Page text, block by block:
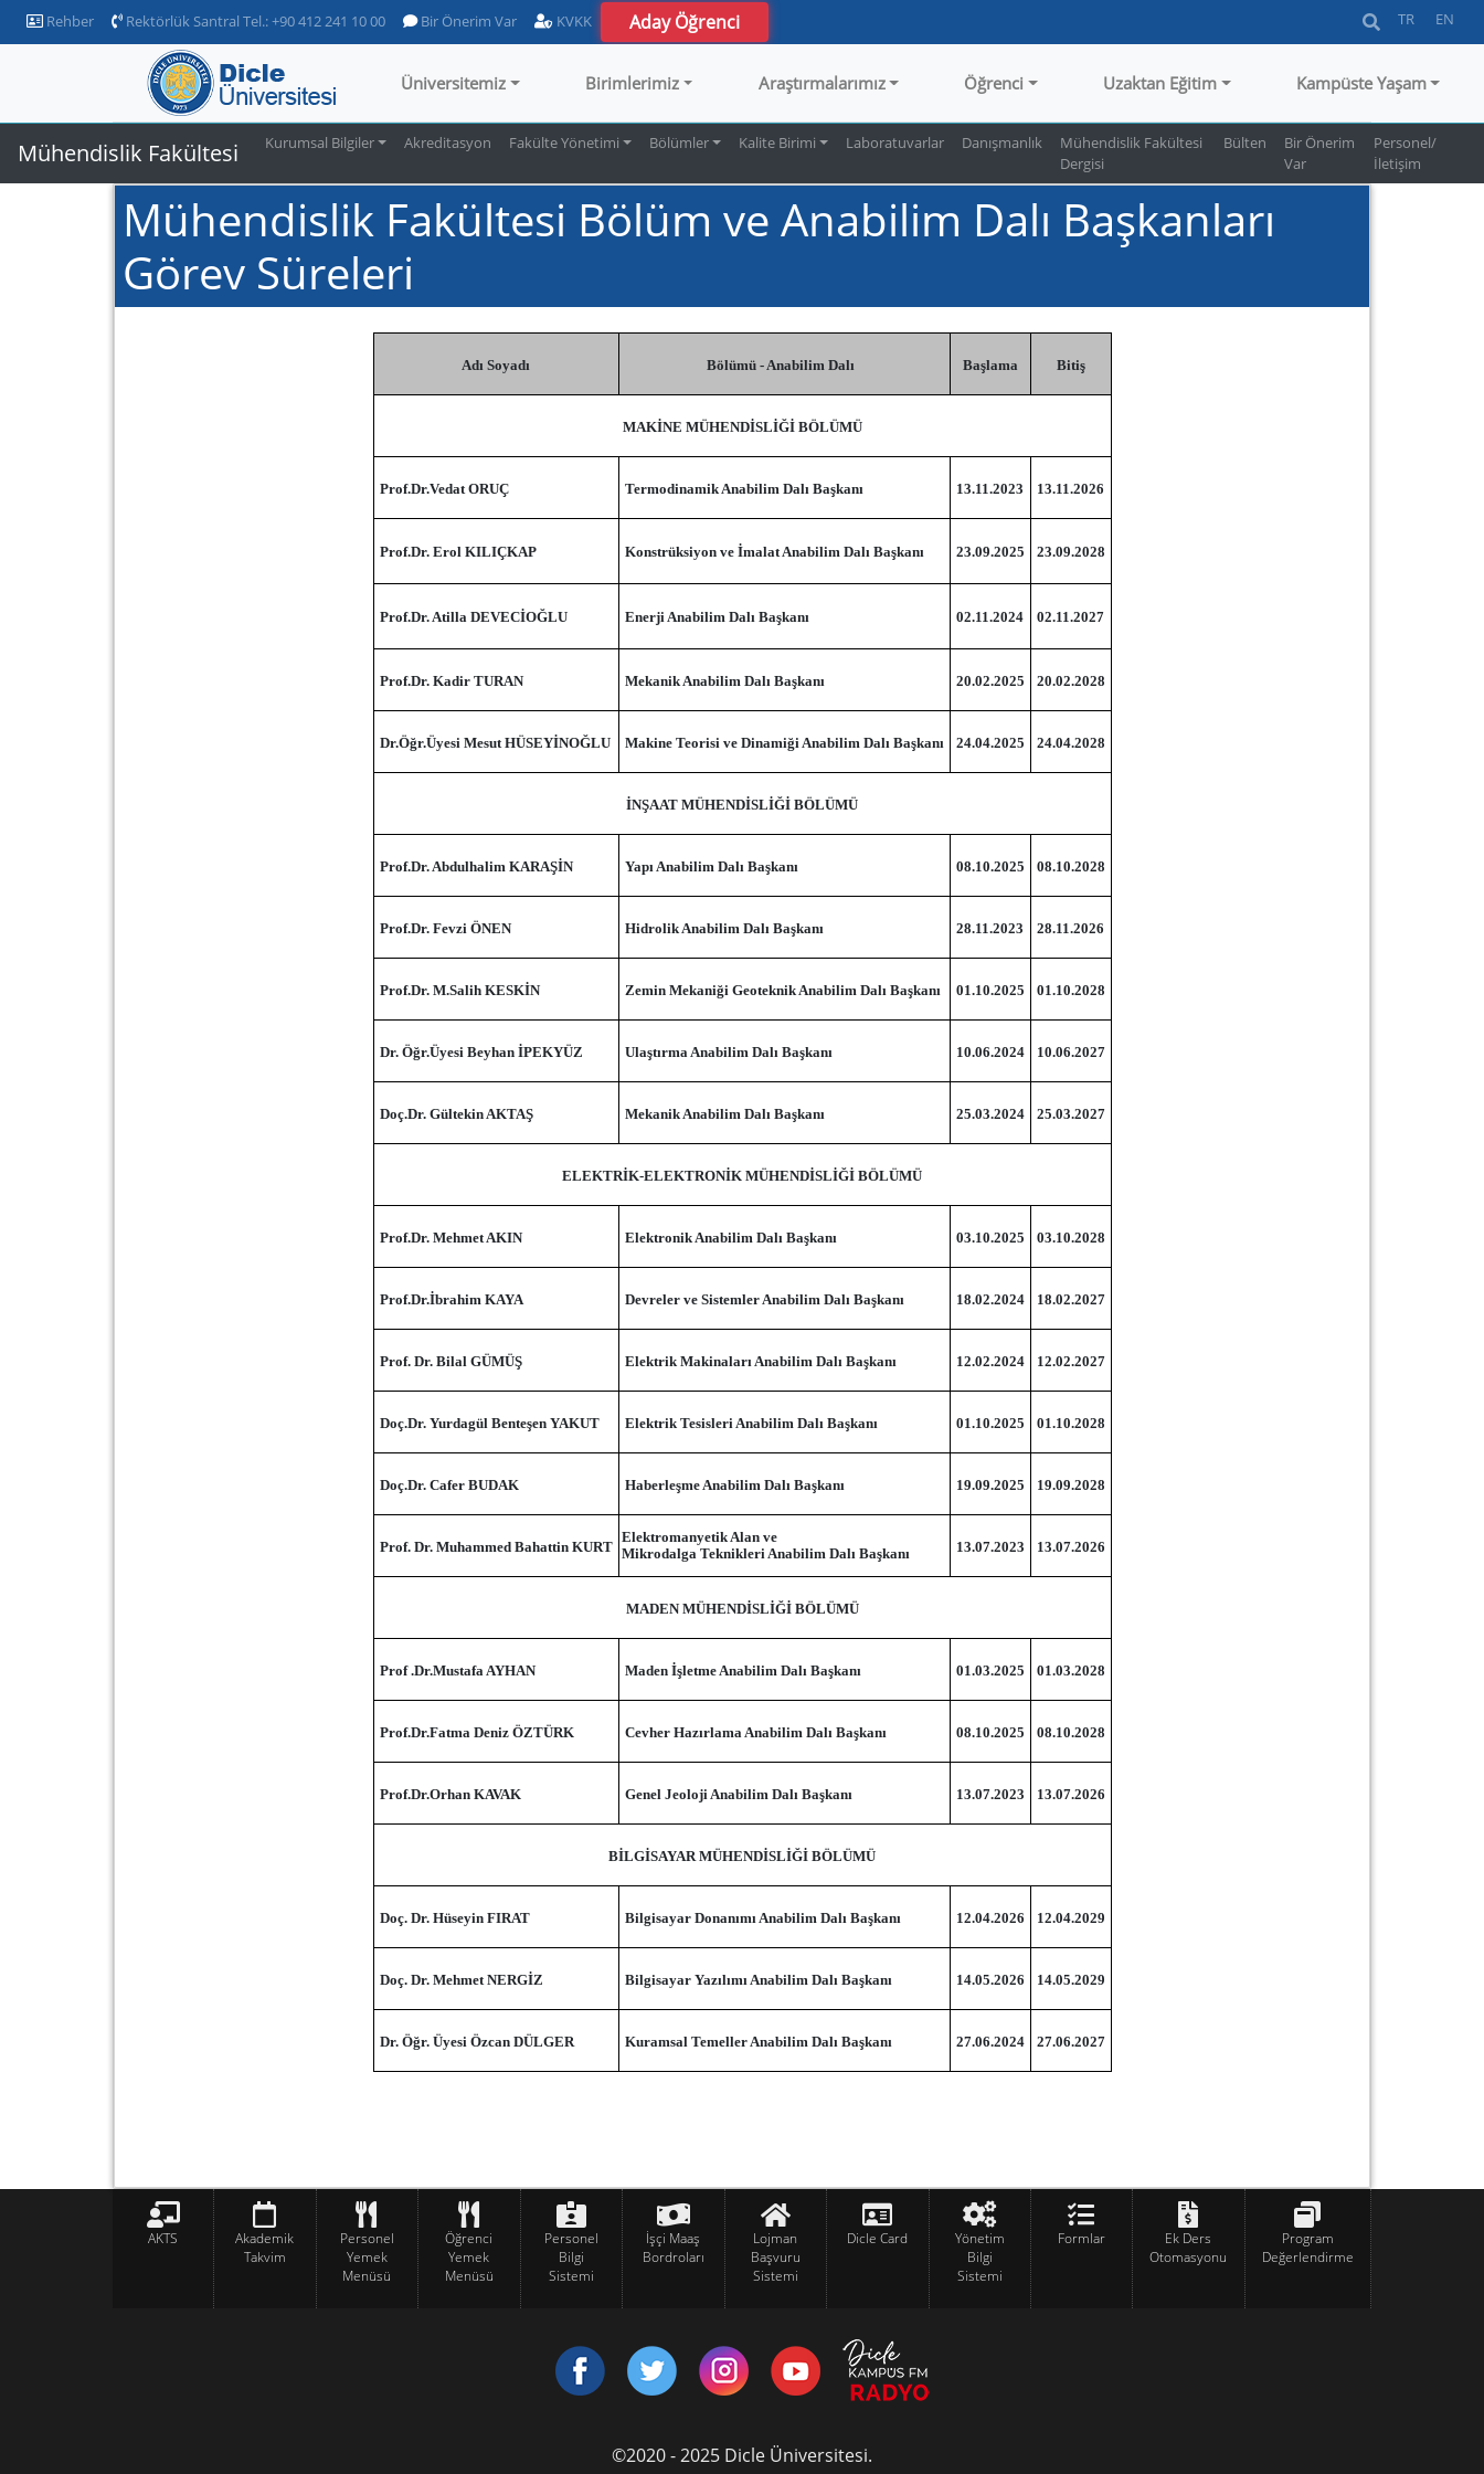
Rehber Rektörlük Santral Tel.: +90 412 241 10 00 Bir Önerim Var KVKK Aday Öğrenci TR EN
Üniversitemiz Birimlerimiz Araştırmalarımız Öğrenci Uzaktan Eğitim Kampüste Yaşam
Mühendislik Fakültesi Kurumsal Bilgiler Akreditasyon Fakülte Yönetimi Bölümler Kalite Birimi Laboratuvarlar Danışmanlık
Mühendislik Fakültesi
Dergisi
Bülten
Bir Önerim
Var
Personel/
İletişim
Mühendislik Fakültesi Bölüm ve Anabilim Dalı Başkanları
Görev Süreleri
Adı Soyadı Bölümü - Anabilim Dalı Başlama Bitiş
MAKİNE MÜHENDİSLİĞİ BÖLÜMÜ
Prof.Dr.Vedat ORUÇ Termodinamik Anabilim Dalı Başkanı 13.11.2023 13.11.2026
Prof.Dr. Erol KILIÇKAP Konstrüksiyon ve İmalat Anabilim Dalı Başkanı 23.09.2025 23.09.2028
Prof.Dr. Atilla DEVECİOĞLU Enerji Anabilim Dalı Başkanı 02.11.2024 02.11.2027
Prof.Dr. Kadir TURAN Mekanik Anabilim Dalı Başkanı 20.02.2025 20.02.2028
Dr.Öğr.Üyesi Mesut HÜSEYİNOĞLU Makine Teorisi ve Dinamiği Anabilim Dalı Başkanı 24.04.2025 24.04.2028
İNŞAAT MÜHENDİSLİĞİ BÖLÜMÜ
Prof.Dr. Abdulhalim KARAŞİN Yapı Anabilim Dalı Başkanı 08.10.2025 08.10.2028
Prof.Dr. Fevzi ÖNEN Hidrolik Anabilim Dalı Başkanı 28.11.2023 28.11.2026
Prof.Dr. M.Salih KESKİN Zemin Mekaniği Geoteknik Anabilim Dalı Başkanı 01.10.2025 01.10.2028
Dr. Öğr.Üyesi Beyhan İPEKYÜZ Ulaştırma Anabilim Dalı Başkanı 10.06.2024 10.06.2027
Doç.Dr. Gültekin AKTAŞ Mekanik Anabilim Dalı Başkanı 25.03.2024 25.03.2027
ELEKTRİK-ELEKTRONİK MÜHENDİSLİĞİ BÖLÜMÜ
Prof.Dr. Mehmet AKIN Elektronik Anabilim Dalı Başkanı 03.10.2025 03.10.2028
Prof.Dr.İbrahim KAYA Devreler ve Sistemler Anabilim Dalı Başkanı 18.02.2024 18.02.2027
Prof. Dr. Bilal GÜMÜŞ Elektrik Makinaları Anabilim Dalı Başkanı 12.02.2024 12.02.2027
Doç.Dr. Yurdagül Benteşen YAKUT Elektrik Tesisleri Anabilim Dalı Başkanı 01.10.2025 01.10.2028
Doç.Dr. Cafer BUDAK Haberleşme Anabilim Dalı Başkanı 19.09.2025 19.09.2028
Prof. Dr. Muhammed Bahattin KURT
Elektromanyetik Alan ve
Mikrodalga Teknikleri Anabilim Dalı Başkanı
13.07.2023 13.07.2026
MADEN MÜHENDİSLİĞİ BÖLÜMÜ
Prof .Dr.Mustafa AYHAN Maden İşletme Anabilim Dalı Başkanı 01.03.2025 01.03.2028
Prof.Dr.Fatma Deniz ÖZTÜRK Cevher Hazırlama Anabilim Dalı Başkanı 08.10.2025 08.10.2028
Prof.Dr.Orhan KAVAK Genel Jeoloji Anabilim Dalı Başkanı 13.07.2023 13.07.2026
BİLGİSAYAR MÜHENDİSLİĞİ BÖLÜMÜ
Doç. Dr. Hüseyin FIRAT Bilgisayar Donanımı Anabilim Dalı Başkanı 12.04.2026 12.04.2029
Doç. Dr. Mehmet NERGİZ Bilgisayar Yazılımı Anabilim Dalı Başkanı 14.05.2026 14.05.2029
Dr. Öğr. Üyesi Özcan DÜLGER Kuramsal Temeller Anabilim Dalı Başkanı 27.06.2024 27.06.2027
AKTS
Akademik
Takvim
Personel
Yemek
Menüsü
Öğrenci
Yemek
Menüsü
Personel
Bilgi
Sistemi
İşçi Maaş
Bordroları
Lojman
Başvuru
Sistemi
Dicle Card
Yönetim
Bilgi
Sistemi
Formlar
Ek Ders
Otomasyonu
Program
Değerlendirme
©2020 - 2025 Dicle Üniversitesi.